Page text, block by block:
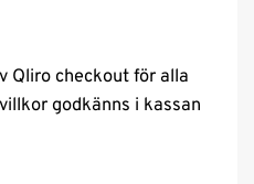
Qliro checkout för alla
godkänns i kassan